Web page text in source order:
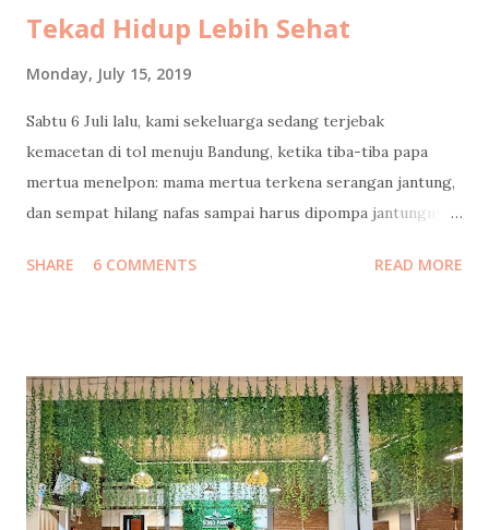
Tekad Hidup Lebih Sehat
Monday, July 15, 2019
Sabtu 6 Juli lalu, kami sekeluarga sedang terjebak
kemacetan di tol menuju Bandung, ketika tiba-tiba papa
mertua menelpon: mama mertua terkena serangan jantung,
dan sempat hilang nafas sampai harus dipompa jantungnya!
Jakarta. Ketika tiba di rumah sakit, beliau masih diisolasi di
tidak diperbolehkan bicara terlalu banyak, supaya
jantungnya tidak bekerja terlalu keras. Tangan kanannya
menggenggam tangan suamiku, tangan kirinya
menggenggam tanganku, lalu berkata… “Ampuni mama ya,
Mas…” “Ampuni mama ya, Mbak…” “Jaga pernikahan, yang
SHARE 6 COMMENTS READ MORE